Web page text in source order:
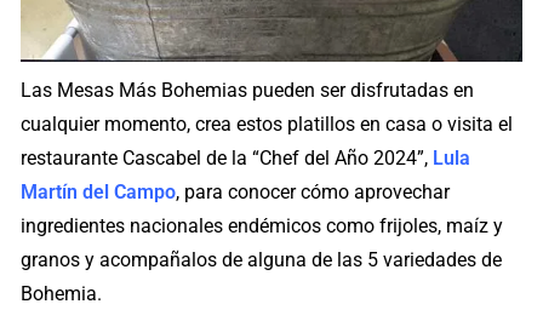
Las Mesas Más Bohemias pueden ser disfrutadas en
cualquier momento, crea estos platillos en casa o visita el
restaurante Cascabel de la “Chef del Año 2024”, Lula
Martín del Campo, para conocer cómo aprovechar
ingredientes nacionales endémicos como frijoles, maíz y
granos y acompañalos de alguna de las 5 variedades de
Bohemia.